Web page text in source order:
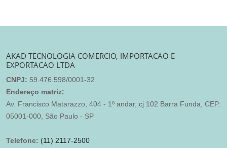
AKAD TECNOLOGIA COMERCIO, IMPORTACAO E
EXPORTACAO LTDA
CNPJ: 59.476.598/0001-32
Endereço matriz:
Av. Francisco Matarazzo, 404 - 1º andar, cj 102 Barra Funda, CEP:
05001-000, São Paulo - SP
Telefone: (11) 2117-2500